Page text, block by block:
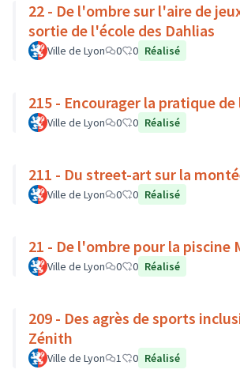
22 - De l'ombre sur l'aire de
sortie de l'école des Dahlias
Ville de Lyon 0 0 Réalisé
215 - Encourager la pratique
Ville de Lyon 0 0 Réalisé
211 - Du street-art sur la
Ville de Lyon 0 0 Réalisé
21 - De l'ombre pour la piscine
Ville de Lyon 0 0 Réalisé
209 - Des agrès de sports
Zénith
Ville de Lyon 1 0 Réalisé